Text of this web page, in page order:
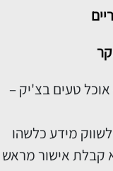
טעים בצ'יק –
מידע כלשהו
קבלת אישור מראש